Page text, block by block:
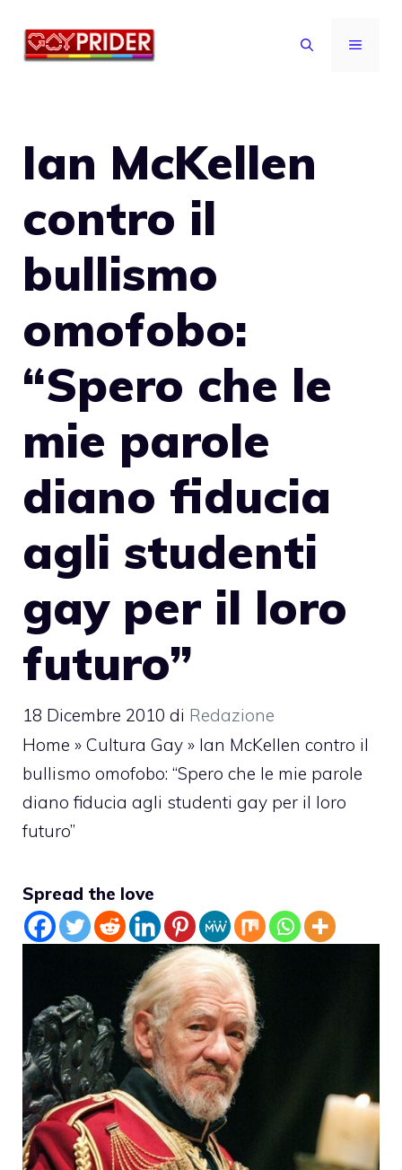
MENU
Ian McKellen
contro il
bullismo
omofobo:
“Spero che le
mie parole
diano fiducia
agli studenti
gay per il loro
futuro”
18 Dicembre 2010 di Redazione
Home » Cultura Gay » Ian McKellen contro il
bullismo omofobo: “Spero che le mie parole
diano fiducia agli studenti gay per il loro
futuro”
Spread the love